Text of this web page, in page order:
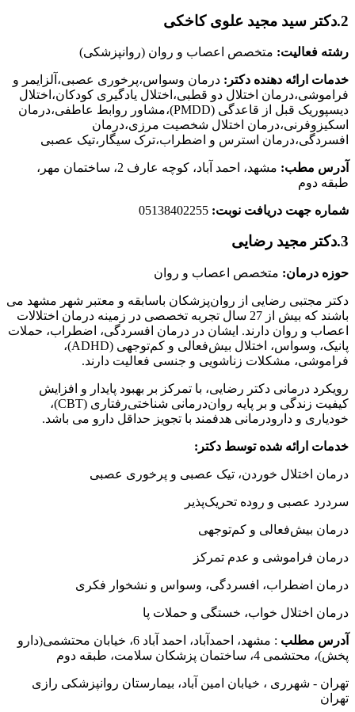
2.دکتر سید مجید علوی کاخکی
رشته فعالیت: متخصص اعصاب و روان (روانپزشکی)
خدمات ارائه دهنده دکتر: درمان وسواس،پرخوری عصبی،آلزایمر و
فراموشی،درمان اختلال دو قطبی،اختلال یادگیری کودکان،اختلال
دیسپوریک قبل از قاعدگی (PMDD)،مشاور روابط عاطفی،درمان
اسکیزوفرنی،درمان اختلال شخصیت مرزی،درمان
افسردگی،درمان استرس و اضطراب،ترک سیگار،تیک عصبی
آدرس مطب:
مشهد، احمد آباد، کوچه عارف 2، ساختمان مهر،
طبقه دوم
شماره جهت دریافت نوبت:
3.دکتر مجید رضایی
حوزه درمان: متخصص اعصاب و روان
دکتر مجتبی رضایی از روان‌پزشکان باسابقه و معتبر شهر مشهد می
باشند که بیش از 27 سال تجربه تخصصی در زمینه درمان اختلالات
اعصاب و روان دارند. ایشان در درمان افسردگی، اضطراب، حملات
پانیک، وسواس، اختلال بیش‌فعالی و کم‌توجهی
(ADHD)،
فراموشی، مشکلات زناشویی و جنسی فعالیت دارند.
رویکرد درمانی دکتر رضایی، با تمرکز بر بهبود پایدار و افزایش
کیفیت زندگی و بر پایه روان‌درمانی شناختی‌رفتاری (CBT)،
خودیاری و دارودرمانی هدفمند با تجویز حداقل دارو می باشد.
خدمات ارائه شده توسط دکتر:
درمان اختلال خوردن، تیک عصبی و پرخوری عصبی
سردرد عصبی و روده تحریک‌پذیر
درمان بیش‌فعالی و کم‌توجهی
درمان فراموشی و عدم تمرکز
درمان اضطراب، افسردگی، وسواس و نشخوار فکری
درمان اختلال خواب، خستگی و حملات پا
آدرس مطلب
: مشهد، احمدآباد، احمد آباد 6، خیابان محتشمی(دارو
پخش)، محتشمی 4، ساختمان پزشکان سلامت، طبقه دوم
تهران - شهرری ، خیابان امین آباد، بیمارستان روانپزشکی رازی
تهران